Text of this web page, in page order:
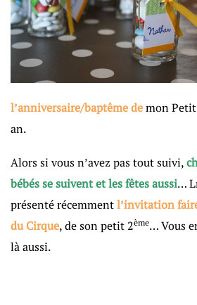
l’anniversaire/baptême demon Petit
an.
Alors si vous n’avez pas tout suivi,
bébés se suivent et les fêtes aussi…
présenté récemmentl’invitation
du Cirque, de son petit 2ème… Vous
là aussi.